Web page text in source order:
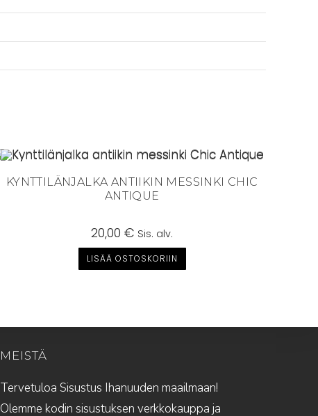
KYNTTILÄNJALKA ANTIIKIN MESSINKI CHIC
ANTIQUE
20,00€ Sis. alv.
LISÄÄ OSTOSKORIIN
MEISTÄ
Tervetuloa Sisustus Ihanuuden maailmaan!
Olemme kodin sisustuksen verkkokauppa ja